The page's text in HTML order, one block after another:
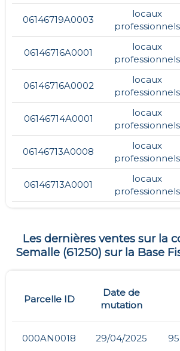
06146719A0003
locaux
professionnels
06146716A0001
locaux
professionnels
06146716A0002
locaux
professionnels
06146714A0001
locaux
professionnels
06146713A0008
locaux
professionnels
06146713A0001
locaux
professionnels
Les dernières ventes sur la
Semalle (61250) sur la Base
Parcelle ID
Date de
mutation
000AN0018 29/04/2025